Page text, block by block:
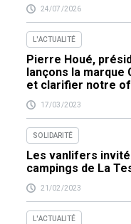
24/07/2026
L'ACTUALITÉ
Pierre Houé,
lançons la
et clarifier notre
17/03/2023
SOLIDARITÉ
Les vanlifers
campings de La
21/02/2023
L'ACTUALITÉ